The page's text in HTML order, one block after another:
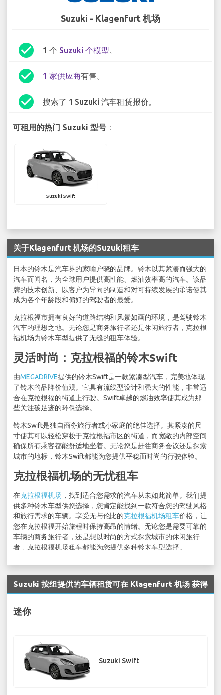
Suzuki - Klagenfurt 机场
check_circle 1 个 Suzuki 个模型。
check_circle 1 家供应商有售。
check_circle 搜索了 1 Suzuki 汽车租赁报价。
可租用的热门 Suzuki 型号：
Suzuki Swift
关于Klagenfurt 机场的Suzuki租车
日本的铃木是汽车界的家喻户晓的品牌。铃木以其紧凑而强大的
汽车而闻名，为全球用户提供高性能、燃油效率高的汽车。该品
牌的技术创新、以客户为导向的制造和对可持续发展的承诺使其
成为各个年龄段和偏好的驾驶者的最爱。
克拉根福市拥有良好的道路结构和风景如画的环境，是驾驶铃木
汽车的理想之地。无论您是商务旅行者还是休闲旅行者，克拉根
福机场为铃木车型提供了无缝的租车体验。
灵活时尚：克拉根福的铃木Swift
由MEGADRIVE提供的铃木Swift是一款紧凑型汽车，完美地体现
了铃木的品牌价值观。它具有流线型设计和强大的性能，非常适
合在克拉根福的街道上行驶。Swift卓越的燃油效率使其成为那
些关注碳足迹的环保选择。
铃木Swift是独自商务旅行者或小家庭的绝佳选择。其紧凑的尺
寸使其可以轻松穿梭于克拉根福市区的街道，而宽敞的内部空间
确保所有乘客都能舒适地坐着。无论您是赶往商务会议还是探索
城市的地标，铃木Swift都能为您提供平稳而时尚的行驶体验。
克拉根福机场的无忧租车
在克拉根福机场 ，找到适合您需求的汽车从未如此简单。我们提
供多种铃木车型供您选择，您肯定能找到一款符合您的驾驶风格
和旅行需求的车辆。享受无与伦比的克拉根福机场租车价格，让
您在克拉根福开始旅程时保持高昂的情绪。无论您是需要可靠的
车辆的商务旅行者，还是想以时尚的方式探索城市的休闲旅行
者，克拉根福机场租车都能为您提供多种铃木车型选择。
Suzuki 按组提供的车辆租赁可在 Klagenfurt 机场 获得
迷你
Suzuki Swift